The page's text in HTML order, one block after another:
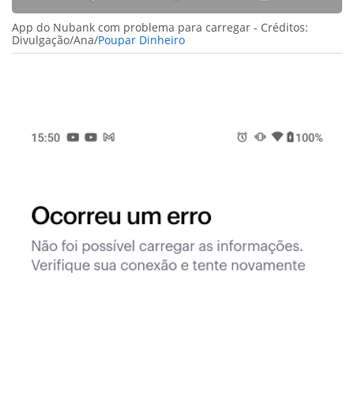
App do Nubank com problema para carregar - Créditos:
Divulgação/Ana/Poupar Dinheiro